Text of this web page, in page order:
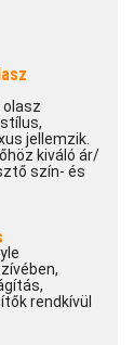
olasz
jellemzik.
kiváló ár/
szín- és
rendkívül